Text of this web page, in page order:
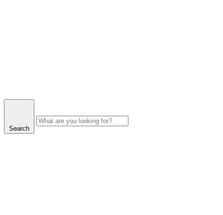
Search